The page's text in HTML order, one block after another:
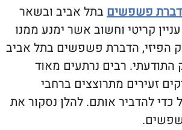
בתל אביב ובשאר
וחשוב אשר ימנע ממנו
הדברת פשפשים בתל אביב
רבים נרתעים מאוד
מתרוצצים ברחבי
אותם. להלן נסקור את